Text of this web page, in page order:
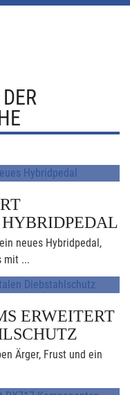
neues Hybridpedal,
mit ...
ERWEITERT
Ärger, Frust und ein